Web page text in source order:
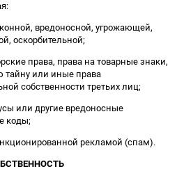
вредоносной, угрожающей,
оскорбительной;
права, права на товарные знаки,
тайну или иные права
собственности третьих лиц;
или другие вредоносные
коды;
рекламой (спам).